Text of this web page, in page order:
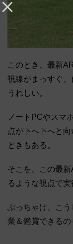
このとき、最新
視線がまっすぐ
うれしい。
ノートPCやスマ
点が下へ下へと
ときもある。
そこを、この最
るような視点で
ぶっちゃけ、こ
業＆鑑賞できるの